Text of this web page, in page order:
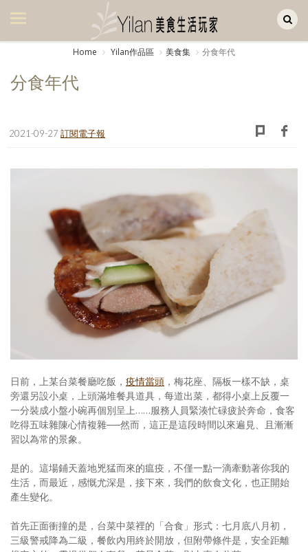
美食集
書房集
日記簿
餐桌週記
享樂隨手拍
照相簿
創意出版服務
歷史區
關於Yilan
個人著作
活動實況記錄
媒體報導一覽
合作與代言
Home Yilan作品區 美食集 分食年代
分食年代
2021-09-27 訂閱電子報
日前，上某台菜餐廳吃飯， 疫情當頭 ，梅花座、隔板一樣不缺，桌
旁還另設小桌，上頭滿堆餐具道具，每道出菜，都得小桌上反覆一
一分裝成小盤小碗再個別呈上……服務人員緊湊忙碌疲於奔命，食客
吃得五味雜陳心情複雜──然而，這正是這段時間以來遍見、且漸漸
習以為常的景象。
是的。這場鋪天蓋地兇猛而來的瘟疫，不僅一點一滴牽動著你我的
生活，而最近，感慨尤深是，接下來，我們的飲食文化，也正開始
產生變化。
首先正面衝撞的是，台菜中菜裡的「合食」形式：七月底八月初，
三級警戒降為二級，餐飲內用終於開放，但附帶條件是，安全距離